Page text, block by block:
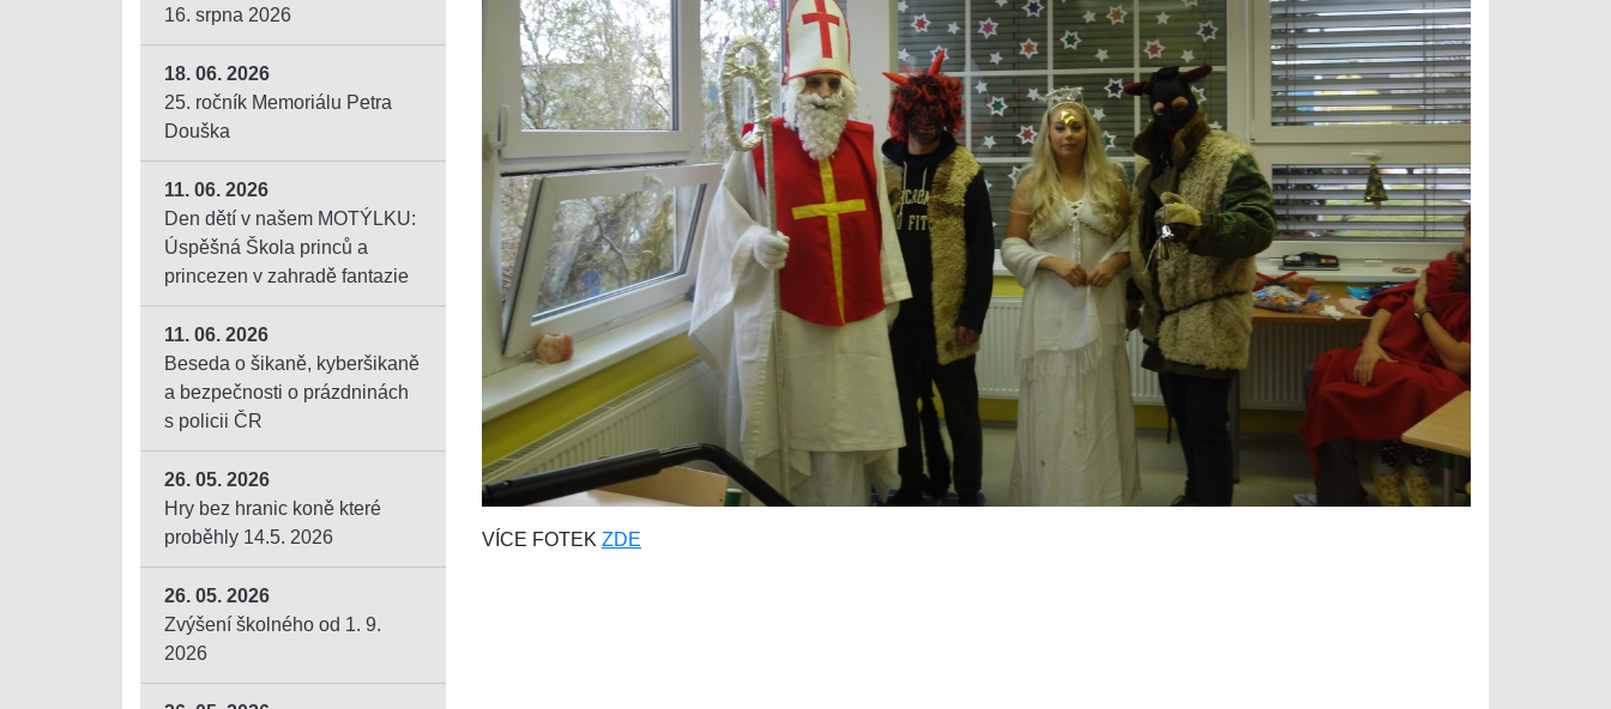
16. srpna 2026
18. 06. 2026
25. ročník Memoriálu Petra
Douška
11. 06. 2026
Den dětí v našem MOTÝLKU:
Úspěšná Škola princů a
princezen v zahradě fantazie
11. 06. 2026
Beseda o šikaně, kyberšikaně
a bezpečnosti o prázdninách
s policii ČR
26. 05. 2026
Hry bez hranic koně které
proběhly 14.5. 2026
26. 05. 2026
Zvýšení školného od 1. 9.
2026
VÍCE FOTEK ZDE